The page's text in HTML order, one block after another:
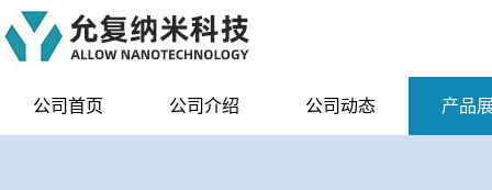
公司首页 公司介绍 公司动态 产品